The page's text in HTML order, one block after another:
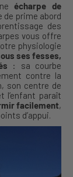
écharpe de
de prime abord
des
vous offre
physiologie
ses fesses,
: sa courbe
contre la
son centre de
l’enfant paraît
facilement,
d’appui.